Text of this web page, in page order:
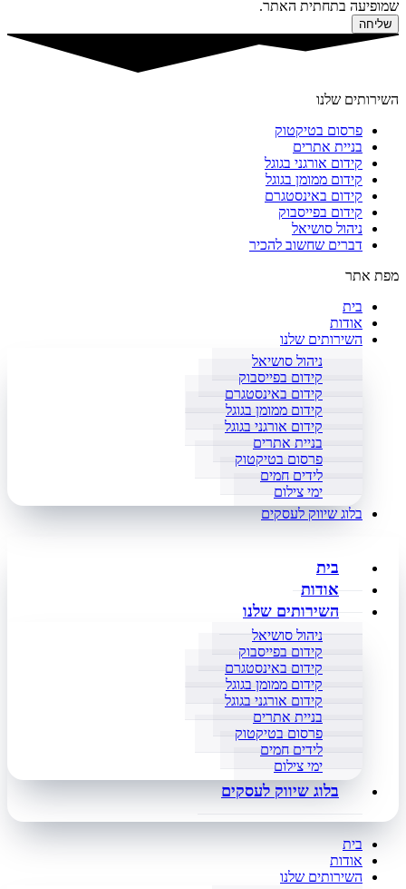
שמופיעה בתחתית האתר.
שליחה
השירותים שלנו
פרסום בטיקטוק
בניית אתרים
קידום אורגני בגוגל
קידום ממומן בגוגל
קידום באינסטגרם
קידום בפייסבוק
ניהול סושיאל
דברים שחשוב להכיר
מפת אתר
בית
אודות
השירותים שלנו
ניהול סושיאל
קידום בפייסבוק
קידום באינסטגרם
קידום ממומן בגוגל
קידום אורגני בגוגל
בניית אתרים
פרסום בטיקטוק
לידים חמים
ימי צילום
בלוג שיווק לעסקים
בית
אודות
השירותים שלנו
ניהול סושיאל
קידום בפייסבוק
קידום באינסטגרם
קידום ממומן בגוגל
קידום אורגני בגוגל
בניית אתרים
פרסום בטיקטוק
לידים חמים
ימי צילום
בלוג שיווק לעסקים
בית
אודות
השירותים שלנו